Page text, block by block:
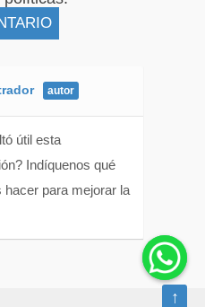
útil esta
Indíquenos qué
hacer para mejorar la
↑